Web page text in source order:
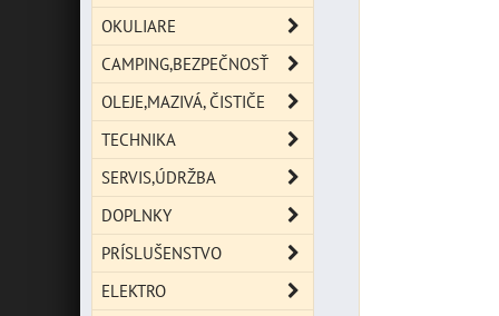
OKULIARE
CAMPING,BEZPEČNOSŤ
OLEJE,MAZIVÁ, ČISTIČE
TECHNIKA
SERVIS,ÚDRŽBA
DOPLNKY
PRÍSLUŠENSTVO
ELEKTRO